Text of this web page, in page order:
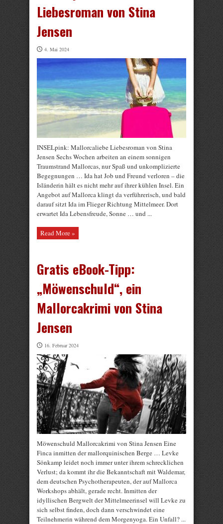
Liebesroman von Stina
Jensen
4. Mai 2024
INSELpink: Mallorcaliebe Liebesroman von Stina
Jensen Sechs Wochen arbeiten an einem sonnigen
Traumstrand Mallorcas, nur Spaß und unkomplizierte
Begegnungen … Ida hat Job und Freund verloren – die
Isländerin hält es nicht mehr auf ihrer kühlen Insel. Ein
Angebot auf Mallorca klingt da verführerisch, und bald
darauf sitzt Ida im Flieger Richtung Mittelmeer. Dort
erwartet Ida Lebensfreude, Sonne … und ...
Read More »
Gratis eBook-Tipp:
„Möwenschuld“, ein
Mallorcakrimi von Stina
Jensen
16. Februar 2024
Möwenschuld Mallorcakrimi von Stina Jensen Eine
Finca inmitten der mallorquinischen Berge … Levke
Sönkamp leidet noch immer unter ihrem schrecklichen
Verlust; da kommt ihr die Bekanntschaft mit Waldemar,
dem deutschen Psychotherapeuten, der auf Mallorca
Workshops abhält, gerade recht. Inmitten der
idyllischen Bergwelt der Mittelmeerinsel will Levke zu
sich selbst finden, doch dann verschwindet eine
Teilnehmerin während dem Morgenyoga. Ein Unfall? ...